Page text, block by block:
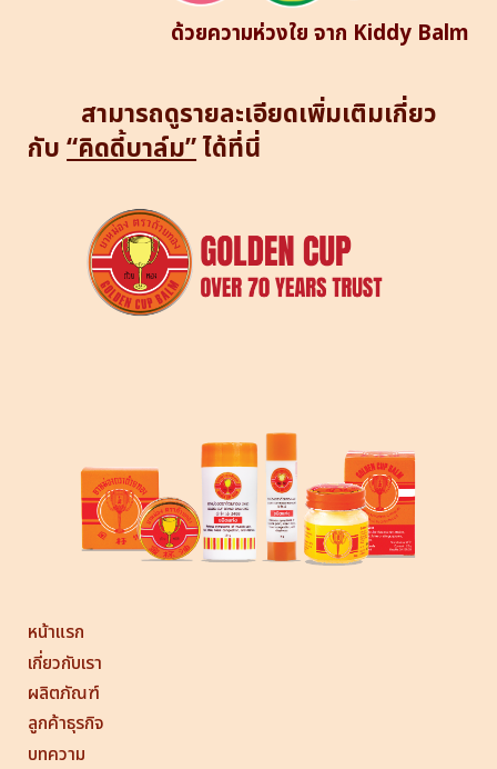
ด้วยความห่วงใย จาก Kiddy Balm
สามารถดูรายละเอียดเพิ่มเติมเกี่ยว
กับ“คิดดี้บาล์ม”ได้ที่นี่
หน้าแรก
เกี่ยวกับเรา
ผลิตภัณฑ์
ลูกค้าธุรกิจ
บทความ